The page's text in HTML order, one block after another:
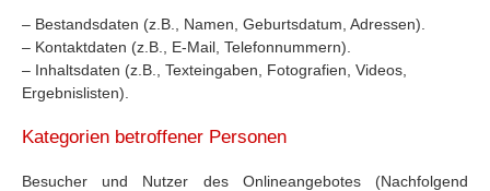
– Bestandsdaten (z.B., Namen, Geburtsdatum, Adressen).
– Kontaktdaten (z.B., E-Mail, Telefonnummern).
– Inhaltsdaten (z.B., Texteingaben, Fotografien, Videos,
Ergebnislisten).
Kategorien betroffener Personen
Besucher und Nutzer des Onlineangebotes (Nachfolgend